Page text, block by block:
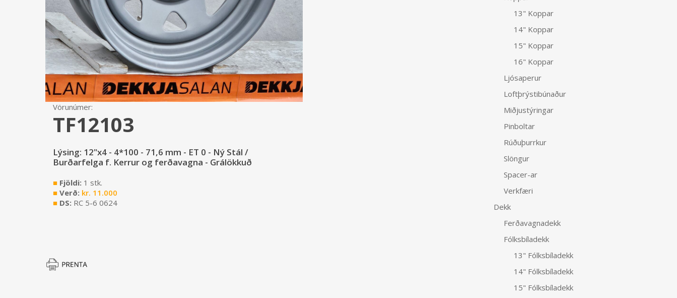
Vörunúmer:
TF12103
Lýsing: 12"x4 - 4*100 - 71,6 mm - ET 0 - Ný Stál /
Burðarfelga f. Kerrur og ferðavagna - Grálökkuð
■ Fjöldi: 1 stk.
■ Verð: kr. 11.000
■ DS: RC 5-6 0624
13" Koppar
14" Koppar
15" Koppar
16" Koppar
Ljósaperur
Loftþrýstibúnaður
Miðjustýringar
Pinboltar
Rúðuþurrkur
Slöngur
Spacer-ar
Verkfæri
Dekk
Ferðavagnadekk
Fólksbíladekk
13" Fólksbíladekk
14" Fólksbíladekk
15" Fólksbíladekk